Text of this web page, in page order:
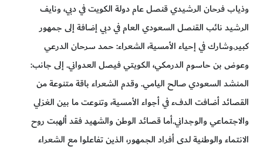
وذياب فرحان الرشيدي قنصل عام دولة الكويت في دبي، ونايف
الرشيد نائب القنصل السعودي العام في دبي إضافة إلى جمهور
كبير.وشارك في إحياء الأمسية، الشعراء: حمد سرحان الدرعي
وعوض بن حاسوم الدرمكي، الكويتي فيصل العدواني. إلى جانب:
المنشد السعودي صالح اليامي. وقدم الشعراء باقة متنوعة من
القصائد أضافت الدفء في أجواء الأمسية، وتنوعت ما بين الغزلي
والاجتماعي والوجداني.أما قصائد الوطن والشهيد فقد ألهبت روح
الانتماء والوطنية لدى أفراد الجمهور، الذين تفاعلوا مع الشعراء